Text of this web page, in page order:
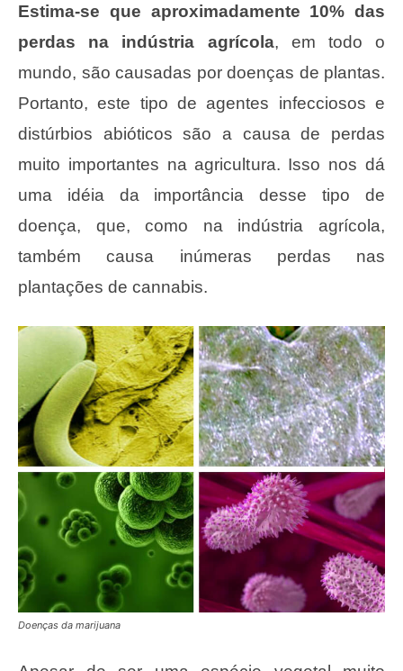
Estima-se que aproximadamente 10% das
perdas na indústria agrícola, em todo o
mundo, são causadas por doenças de plantas.
Portanto, este tipo de agentes infecciosos e
distúrbios abióticos são a causa de perdas
muito importantes na agricultura. Isso nos dá
uma idéia da importância desse tipo de
doença, que, como na indústria agrícola,
também causa inúmeras perdas nas
plantações de cannabis.
Doenças da marijuana